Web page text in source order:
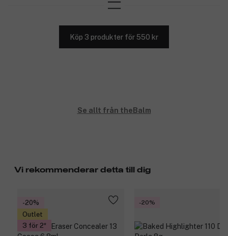
Köp 3 produkter för 550 kr
Se allt från theBalm
Vi rekommenderar detta till dig
-20%
Outlet
3 för 2
-20%